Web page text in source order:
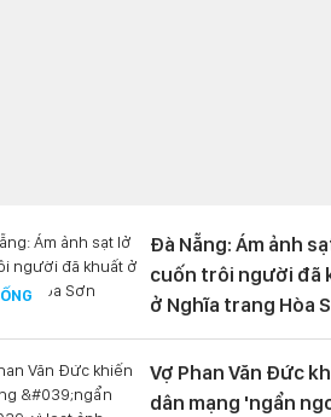
Đà Nẵng: Ám ảnh
cuốn trôi người đã
ở Nghĩa trang Hòa
Vợ Phan Văn Đức
dân mạng 'ngẩn